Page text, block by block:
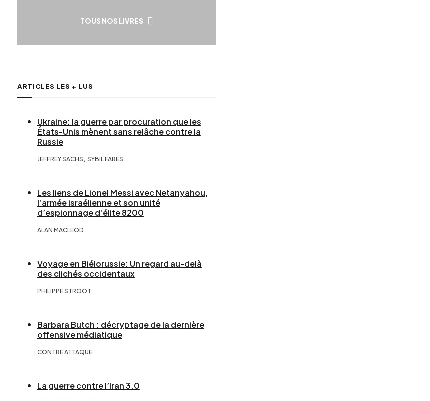
TOUS NOS LIVRES
ARTICLES LES + LUS
Ukraine: la guerre par procuration que les
États-Unis mènent sans relâche contre la
Russie
JEFFREY SACHS , SYBIL FARES
Les liens de Lionel Messi avec Netanyahou,
l’armée israélienne et son unité
d’espionnage d’élite 8200
ALAN MACLEOD
Voyage en Biélorussie: Un regard au-delà
des clichés occidentaux
PHILIPPE STROOT
Barbara Butch : décryptage de la dernière
offensive médiatique
CONTRE ATTAQUE
La guerre contre l’Iran 3.0